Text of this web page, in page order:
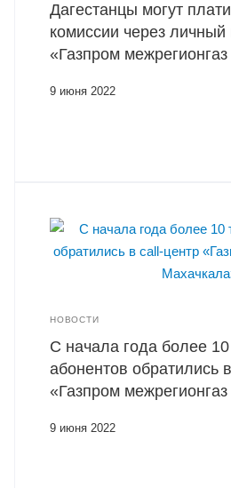
Дагестанцы могут
комиссии через
«Газпром
9 июня 2022
НОВОСТИ
С начала года более
абонентов обратились
«Газпром
9 июня 2022